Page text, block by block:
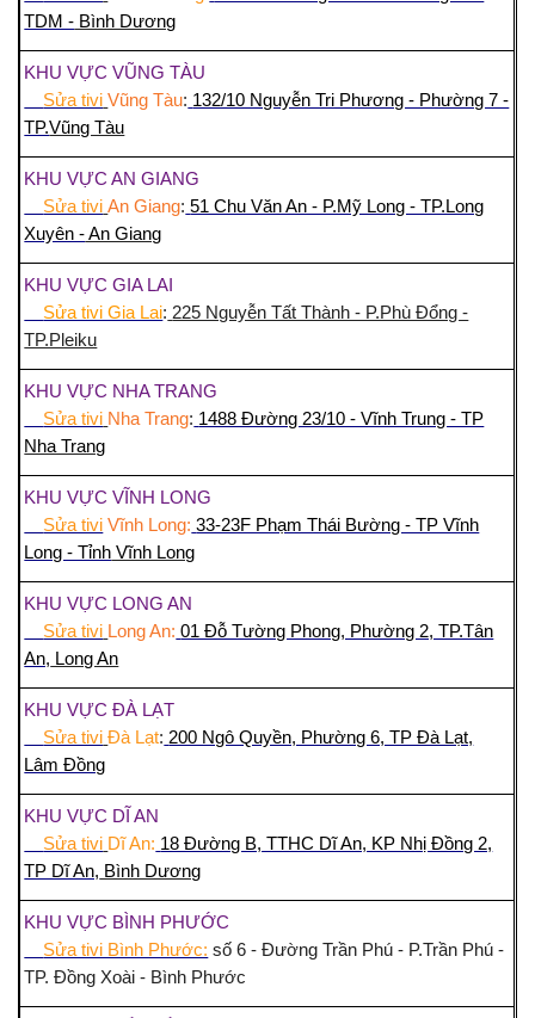
TDM - Bình Dương
KHU VỰC VŨNG TÀU
Sửa tivi Vũng Tàu: 132/10 Nguyễn Tri Phương - Phường 7 -
TP.Vũng Tàu
KHU VỰC AN GIANG
Sửa tivi An Giang: 51 Chu Văn An - P.Mỹ Long - TP.Long
Xuyên -An Giang
KHU VỰC GIA LAI
Sửa tivi Gia Lai: 225 Nguyễn Tất Thành - P.Phù Đổng -
TP.Pleiku
KHU VỰC NHA TRANG
Sửa tivi Nha Trang: 1488 Đường 23/10 - Vĩnh Trung - TP
Nha Trang
KHU VỰC VĨNH LONG
Sửa tivi Vĩnh Long: 33-23F Phạm Thái Bường - TP Vĩnh
Long - Tỉnh Vĩnh Long
KHU VỰC LONG AN
Sửa tivi Long An: 01 Đỗ Tường Phong, Phường 2, TP.Tân
An, Long An
KHU VỰC ĐÀ LẠT
Sửa tivi Đà Lạt: 200 Ngô Quyền, Phường 6, TP Đà Lạt,
Lâm Đồng
KHU VỰC DĨ AN
Sửa tivi Dĩ An: 18 Đường B, TTHC Dĩ An, KP Nhị Đồng 2,
TP Dĩ An, Bình Dương
KHU VỰC BÌNH PHƯỚC
Sửa tivi Bình Phước: số 6 - Đường Trần Phú - P.Trần Phú -
TP. Đồng Xoài - Bình Phước